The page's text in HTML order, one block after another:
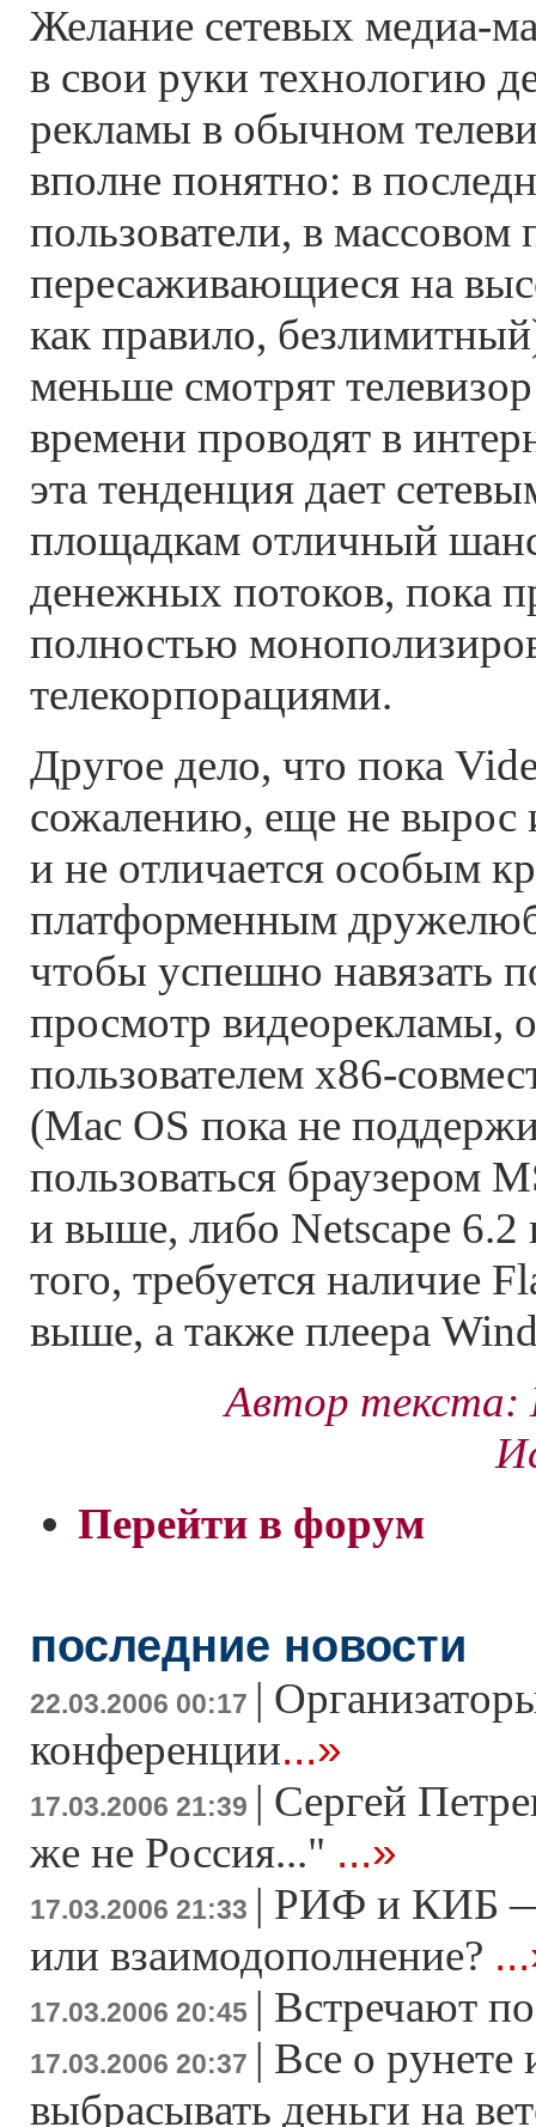
Желание сетевых медиа-
в свои руки технологию
рекламы в обычном
вполне понятно: в
пользователи, в массовом
пересаживающиеся на
как правило,
меньше смотрят
времени проводят в
эта тенденция дает
площадкам отличный шанс
денежных потоков, пока
полностью
телекорпорациями.
Другое дело, что пока
сожалению, еще не вырос
и не отличается особым
платформенным
чтобы успешно навязать
просмотр видеорекламы,
пользователем x86-
(Mac OS пока не
пользоваться браузером
и выше, либо Netscape
того, требуется наличие
выше, а также плеера
Автор текста:
Перейти в форум
последние новости
22.03.2006 00:17 |
конференции...»
17.03.2006 21:39 | Сергей
же не Россия..." ...»
17.03.2006 21:33 | РИФ и КИБ —
или взаимодополнение?
17.03.2006 20:45 | Встречают
17.03.2006 20:37 | Все о рунете
выбрасывать деньги на